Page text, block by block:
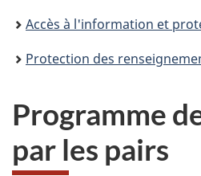
Accès à l'information et protection
Protection des renseignements personnels et évaluations
Programme
par les pairs